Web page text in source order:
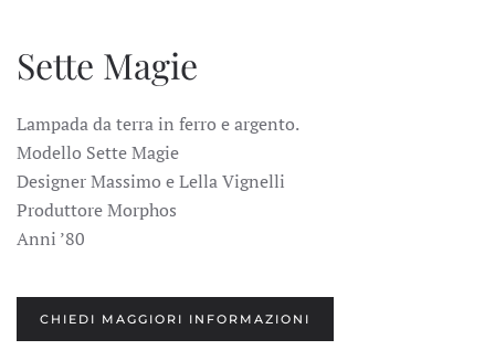
Sette Magie
Lampada da terra in ferro e argento.
Modello Sette Magie
Designer Massimo e Lella Vignelli
Produttore Morphos
Anni ’80
CHIEDI MAGGIORI INFORMAZIONI